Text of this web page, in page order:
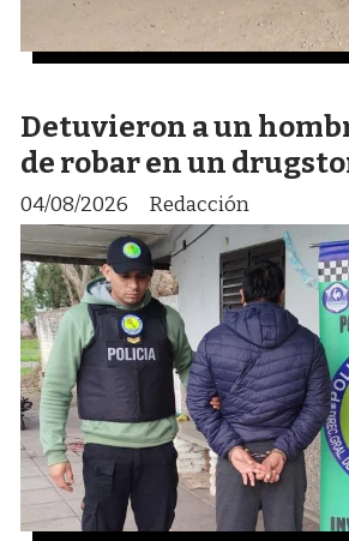
Detuvieron a un
de robar en un
Redacción
04/08/2026